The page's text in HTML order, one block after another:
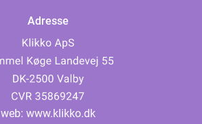
Adresse
web: www.klikko.dk